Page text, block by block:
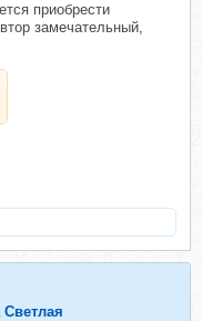
приобрести
замечательный,
Светлая